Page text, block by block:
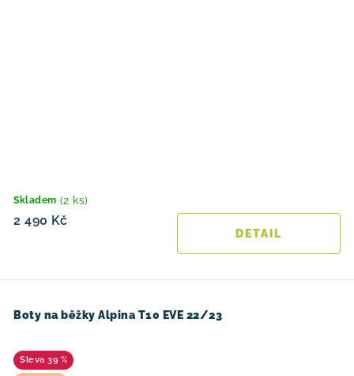
Skladem (2 ks)
2 490 Kč
Boty na běžky Alpina T10 EVE 22/23
39 %